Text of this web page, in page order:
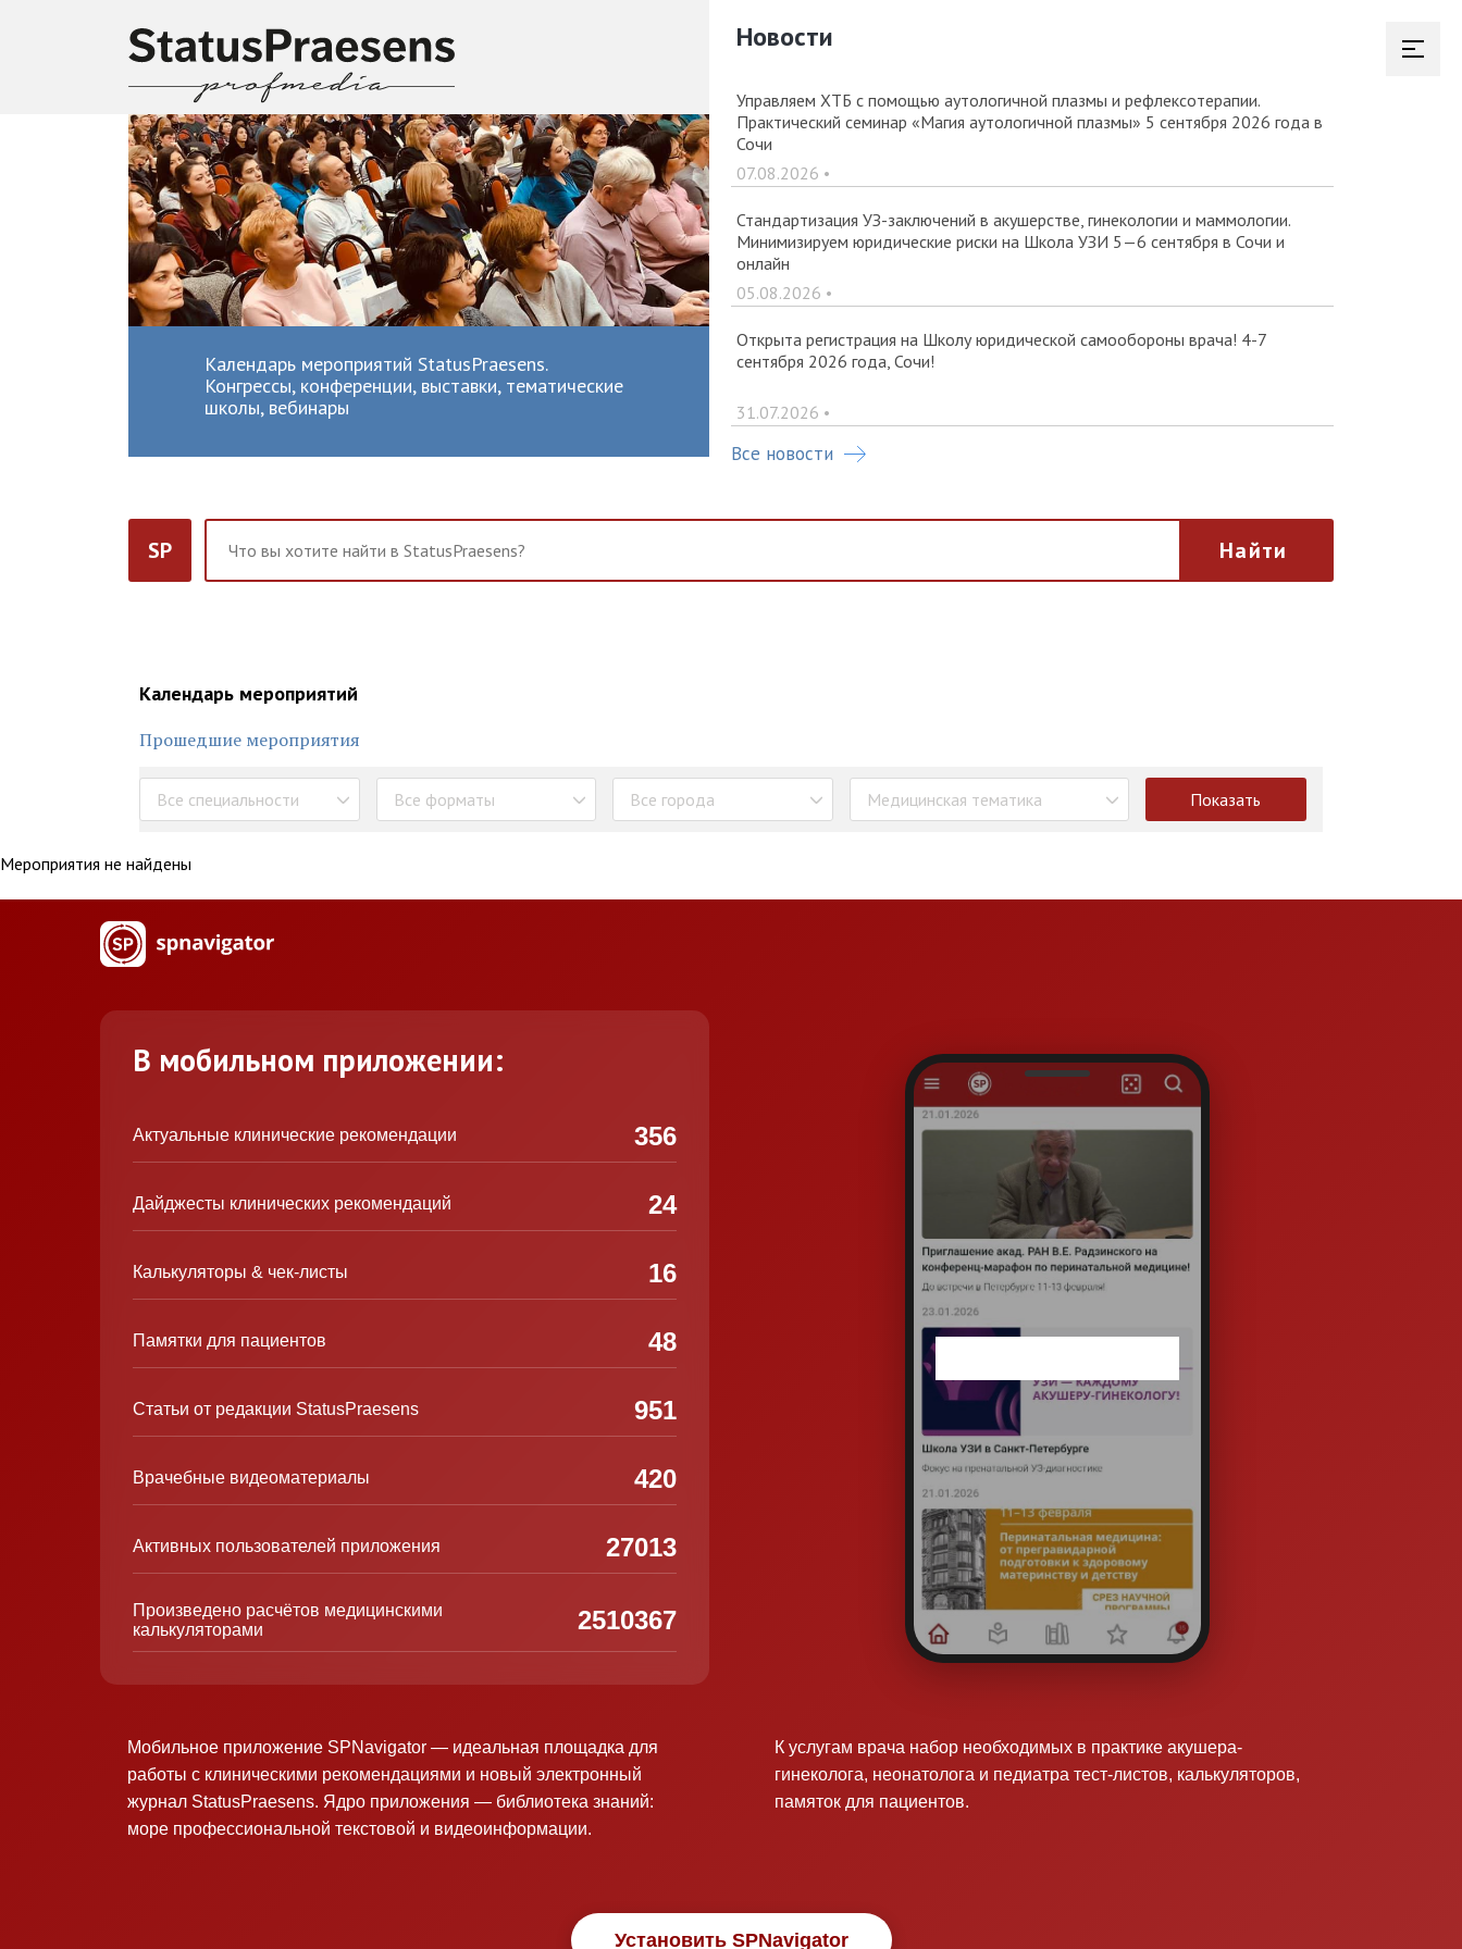
Календарь мероприятий StatusPraesens.
Конгрессы, конференции, выставки, тематические
школы, вебинары
Новости
Управляем ХТБ с помощью аутологичной плазмы и рефлексотерапии.
Практический семинар «Магия аутологичной плазмы» 5 сентября 2026 года в
Сочи
07.08.2026 •
Стандартизация УЗ-заключений в акушерстве, гинекологии и маммологии.
Минимизируем юридические риски на Школа УЗИ 5—6 сентября в Сочи и
онлайн
05.08.2026 •
Открыта регистрация на Школу юридической самообороны врача! 4-7
сентября 2026 года, Сочи!
31.07.2026 •
Все новости
SP Найти
Календарь мероприятий
Прошедшие мероприятия
Все специальности Все форматы Все города Медицинская тематика Показать
Мероприятия не найдены
В мобильном приложении:
Актуальные клинические рекомендации 356
Дайджесты клинических рекомендаций 24
Калькуляторы & чек-листы 16
Памятки для пациентов 48
Статьи от редакции StatusPraesens 951
Врачебные видеоматериалы 420
Активных пользователей приложения 27013
Произведено расчётов медицинскими
калькуляторами
2510367
Мобильное приложение SPNavigator — идеальная площадка для
работы с клиническими рекомендациями и новый электронный
журнал StatusPraesens. Ядро приложения — библиотека знаний:
море профессиональной текстовой и видеоинформации.
К услугам врача набор необходимых в практике акушера-
гинеколога, неонатолога и педиатра тест-листов, калькуляторов,
памяток для пациентов.
Установить SPNavigator